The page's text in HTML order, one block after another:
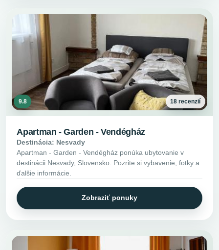
9.8 18 recenzií
Apartman - Garden - Vendégház
Destinácia: Nesvady
Apartman - Garden - Vendégház ponúka ubytovanie v
destinácii Nesvady, Slovensko. Pozrite si vybavenie, fotky a
ďalšie informácie.
Zobraziť ponuky